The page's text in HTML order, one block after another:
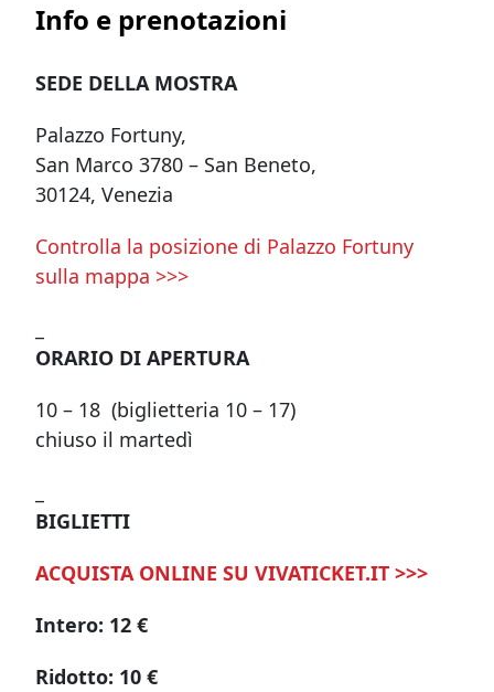
Info e prenotazioni
SEDE DELLA MOSTRA
Palazzo Fortuny,
San Marco 3780 – San Beneto,
30124, Venezia
Controlla la posizione di Palazzo Fortuny
sulla mappa >>>
ORARIO DI APERTURA
10 – 18 (biglietteria 10 – 17)
chiuso il martedì
BIGLIETTI
ACQUISTA ONLINE SU VIVATICKET.IT >>>
Intero: 12 €
Ridotto: 10 €